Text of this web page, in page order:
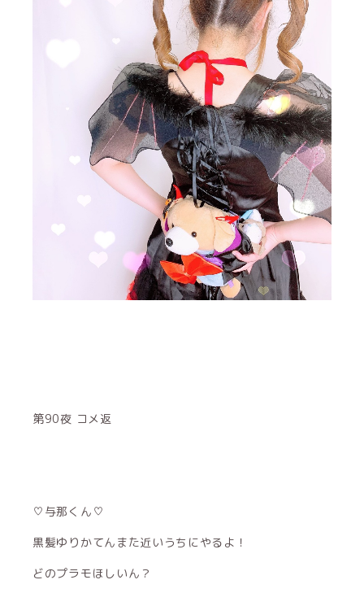
第90夜 コメ返
♡与那くん♡
黒髪ゆりかてんまた近いうちにやるよ！
どのプラモほしいん？